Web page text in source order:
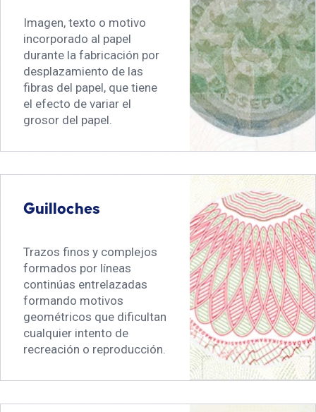
Imagen, texto o motivo
incorporado al papel
durante la fabricación por
desplazamiento de las
fibras del papel, que tiene
el efecto de variar el
grosor del papel.
Guilloches
Trazos finos y complejos
formados por líneas
continúas entrelazadas
formando motivos
geométricos que dificultan
cualquier intento de
recreación o reproducción.